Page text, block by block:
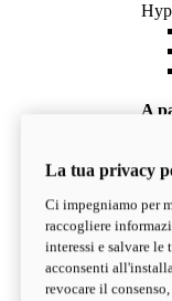
A
V2
La tua privacy
Ci impegniamo per
raccogliere
interessi e salvare
acconsenti
revocare il